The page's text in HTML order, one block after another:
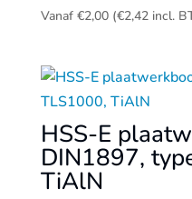
Vanaf €2,00 (€2,42incl.
HSS-E
DIN1897,
TiAlN